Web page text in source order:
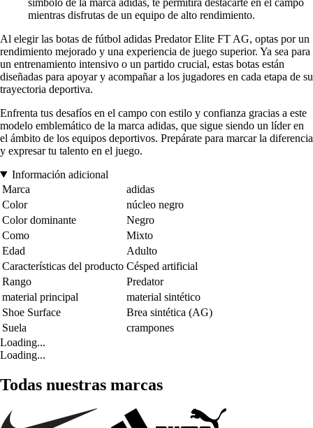
mientras disfrutas de un equipo de alto rendimiento.
Al elegir las botas de fútbol adidas Predator Elite FT AG, optas por un
rendimiento mejorado y una experiencia de juego superior. Ya sea para
un entrenamiento intensivo o un partido crucial, estas botas están
diseñadas para apoyar y acompañar a los jugadores en cada etapa de su
trayectoria deportiva.
Enfrenta tus desafíos en el campo con estilo y confianza gracias a este
modelo emblemático de la marca adidas, que sigue siendo un líder en
el ámbito de los equipos deportivos. Prepárate para marcar la diferencia
y expresar tu talento en el juego.
Información adicional
Marca
adidas
Color
núcleo negro
Color dominante
Negro
Como
Mixto
Edad
Adulto
Características del producto Césped artificial
Rango
Predator
material principal
material sintético
Shoe Surface
Brea sintética (AG)
Suela
crampones
Loading...
Loading...
Todas nuestras marcas